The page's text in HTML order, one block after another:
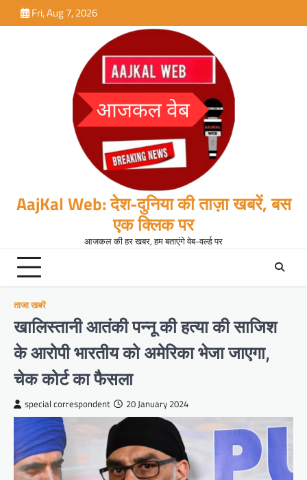
to
Fri, Aug 7, 2026
AajKal Web: देश-दुनिया की ताज़ा खबरें, बस
एक क्लिक पर
आजकल की हर खबर, हम बताएंगे वेब-वर्ल्ड पर
ताजा खबरें
खालिस्तानी आतंकी पन्नू की हत्या की साजिश
के आरोपी भारतीय को अमेरिका भेजा जाएगा,
चेक कोर्ट का फैसला
special correspondent 20 January 2024